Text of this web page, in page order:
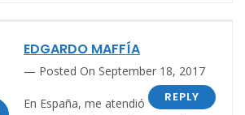
EDGARDO MAFFÍA
Posted On September 18, 2017
REPLY
En España, me atendió